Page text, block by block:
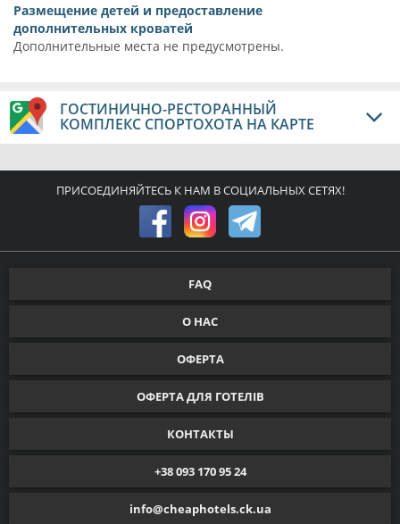
Размещение детей и предоставление
дополнительных кроватей
Дополнительные места не предусмотрены.
ГОСТИНИЧНО-РЕСТОРАННЫЙ
КОМПЛЕКС СПОРТОХОТА НА КАРТЕ
ПРИСОЕДИНЯЙТЕСЬ К НАМ В СОЦИАЛЬНЫХ СЕТЯХ!
FAQ
О НАС
ОФЕРТА
ОФЕРТА ДЛЯ ГОТЕЛІВ
КОНТАКТЫ
+38 093 170 95 24
info@cheaphotels.ck.ua